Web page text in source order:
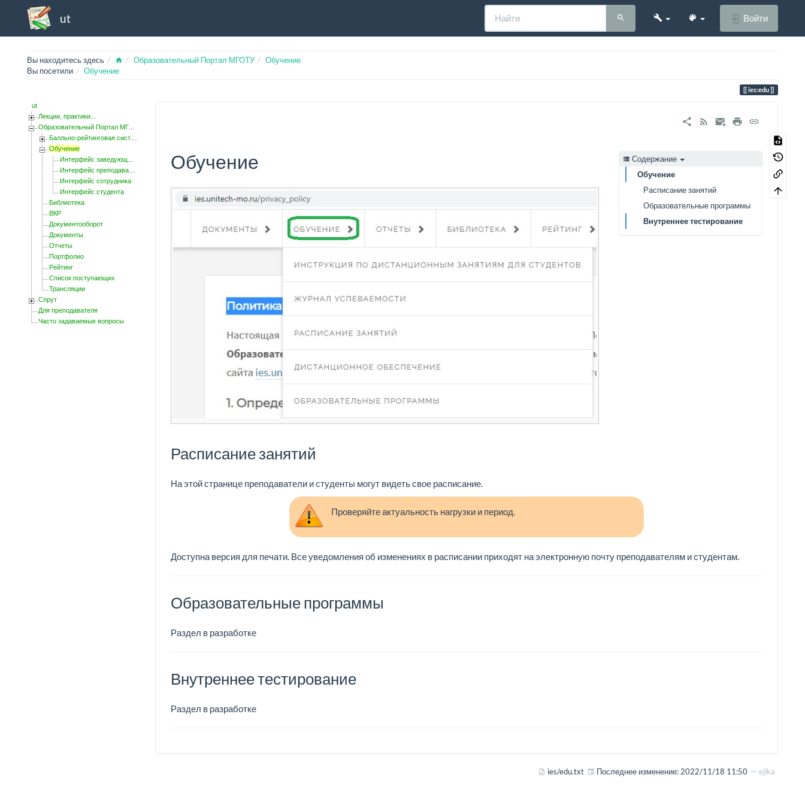
ut Войти
Вы находитесь здесь HomeОбразовательный Портал МГОТУ
Обучение
Вы посетили
Обучение
ies:edu
ut
Лекции, практики...
Образовательный Портал МГОТУ
Балльно-рейтинговая система
Обучение
Интерфейс заведующего кафедрой
Интерфейс преподавателя
Интерфейс сотрудника
Интерфейс студента
Библиотека
ВКР
Документооборот
Документы
Отчеты
Портфолио
Рейтинг
Список поступающих
Трансляции
Спрут
Для преподавателя
Часто задаваемые вопросы
Содержание
Обучение
Расписание занятий
Образовательные программы
Внутреннее тестирование
Обучение
Расписание занятий
На этой странице преподаватели и студенты могут видеть свое расписание.
Проверяйте актуальность нагрузки и период.
Доступна версия для печати. Все уведомления об изменениях в расписании приходят на электронную почту преподавателям и студентам.
Образовательные программы
Раздел в разработке
Внутреннее тестирование
Раздел в разработке
ies/edu.txt Последнее изменение:2022/11/18 11:50 — ejlka